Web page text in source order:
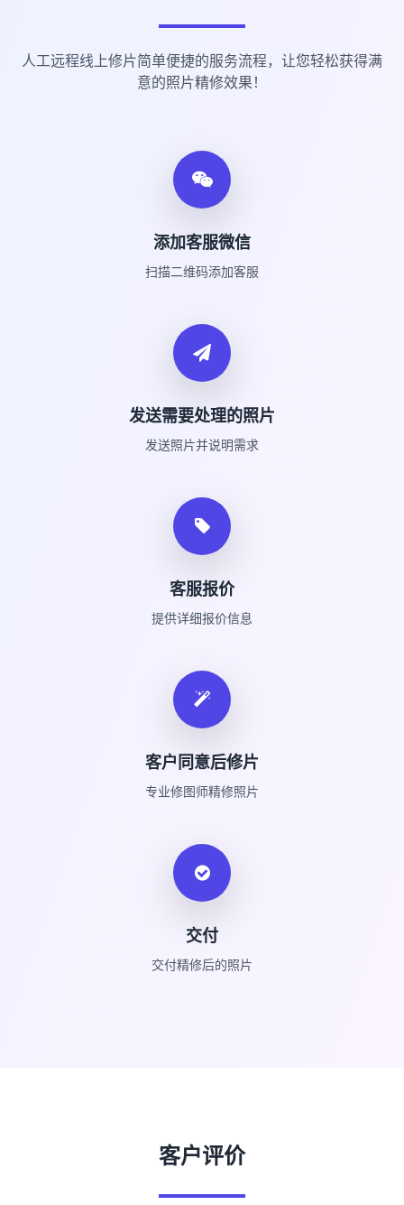
人工远程线上修片简单便捷的服务流程，让您轻松获得满
意的照片精修效果！
添加客服微信
扫描二维码添加客服
发送需要处理的照片
发送照片并说明需求
客服报价
提供详细报价信息
客户同意后修片
专业修图师精修照片
交付
交付精修后的照片
客户评价